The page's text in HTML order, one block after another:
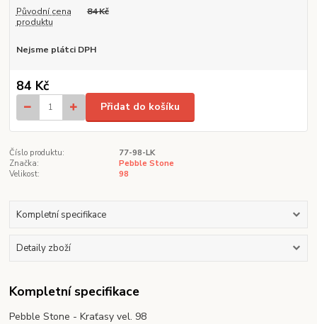
Původní cena
produktu
84 Kč
Nejsme plátci DPH
84 Kč
Přidat do košíku
Číslo produktu:
77-98-LK
Značka:
Pebble Stone
Velikost:
98
Kompletní specifikace
Detaily zboží
Kompletní specifikace
Pebble Stone - Kraťasy vel. 98